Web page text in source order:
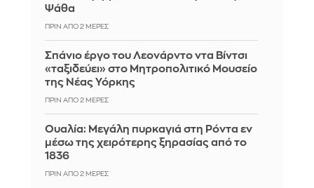
Ψάθα
ΠΡΙΝ ΑΠΌ 2 ΜΈΡΕΣ
Σπάνιο έργο του Λεονάρντο ντα Βίντσι
«ταξιδεύει» στο Μητροπολιτικό Μουσείο
της Νέας Υόρκης
ΠΡΙΝ ΑΠΌ 2 ΜΈΡΕΣ
Ουαλία: Μεγάλη πυρκαγιά στη Ρόντα εν
μέσω της χειρότερης ξηρασίας από το
1836
ΠΡΙΝ ΑΠΌ 2 ΜΈΡΕΣ